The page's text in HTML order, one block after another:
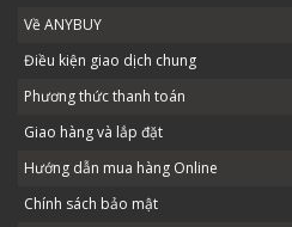
Về ANYBUY
Điều kiện giao dịch chung
Phương thức thanh toán
Giao hàng và lắp đặt
Hướng dẫn mua hàng Online
Chính sách bảo mật